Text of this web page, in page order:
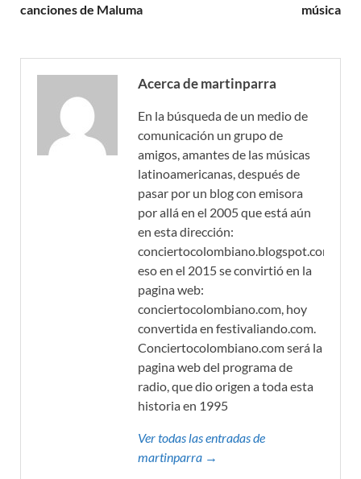
canciones de Maluma
música
Acerca de martinparra
En la búsqueda de un medio de
comunicación un grupo de
amigos, amantes de las músicas
latinoamericanas, después de
pasar por un blog con emisora
por allá en el 2005 que está aún
en esta dirección:
conciertocolombiano.blogspot.com,
eso en el 2015 se convirtió en la
pagina web:
conciertocolombiano.com, hoy
convertida en festivaliando.com.
Conciertocolombiano.com será la
pagina web del programa de
radio, que dio origen a toda esta
historia en 1995
Ver todas las entradas de
martinparra →